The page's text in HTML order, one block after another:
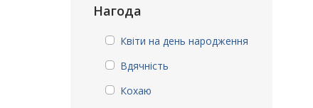
Нагода
Квіти на день народження
Вдячність
Кохаю